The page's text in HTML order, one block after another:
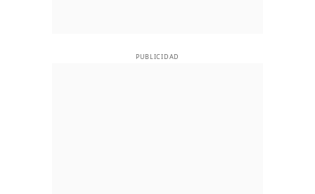
PUBLICIDAD